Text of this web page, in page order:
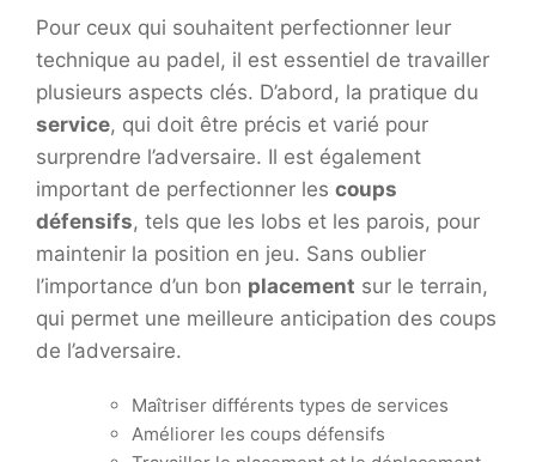
Pour ceux qui souhaitent perfectionner leur
technique au padel, il est essentiel de travailler
plusieurs aspects clés. D’abord, la pratique du
service, qui doit être précis et varié pour
surprendre l’adversaire. Il est également
important de perfectionner les coups
défensifs, tels que les lobs et les parois, pour
maintenir la position en jeu. Sans oublier
l’importance d’un bon placement sur le terrain,
qui permet une meilleure anticipation des coups
de l’adversaire.
Maîtriser différents types de services
Améliorer les coups défensifs